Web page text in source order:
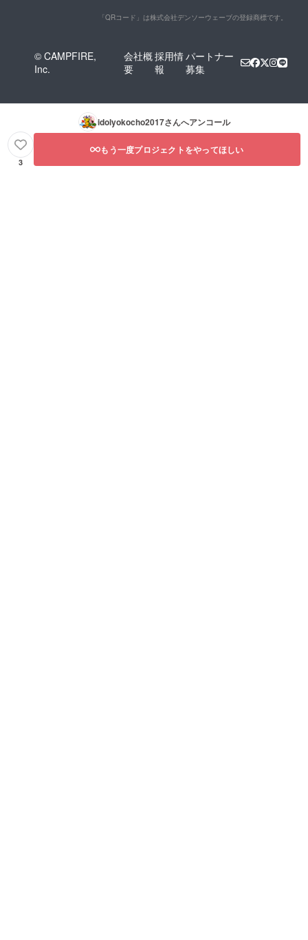
「QRコード」は株式会社デンソーウェーブの登録商標です。
© CAMPFIRE,
Inc.
会社概
要
採用情
報
パートナー
募集
idolyokocho2017さんへアンコール
3
もう一度プロジェクトをやってほしい